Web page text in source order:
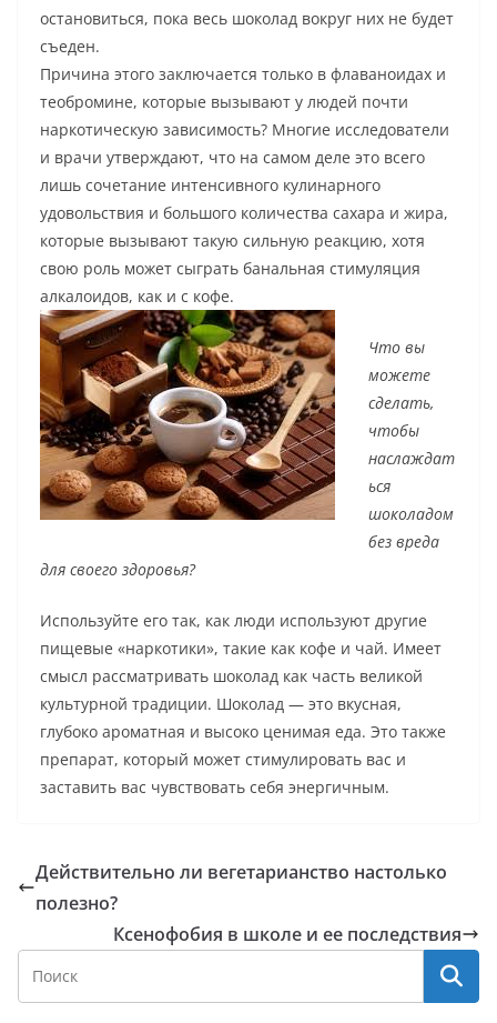
остановиться, пока весь шоколад вокруг них не будет
съеден.
Причина этого заключается только в флаваноидах и
теобромине, которые вызывают у людей почти
наркотическую зависимость? Многие исследователи
и врачи утверждают, что на самом деле это всего
лишь сочетание интенсивного кулинарного
удовольствия и большого количества сахара и жира,
которые вызывают такую сильную реакцию, хотя
свою роль может сыграть банальная стимуляция
алкалоидов, как и с кофе.
Что вы
можете
сделать,
чтобы
наслаждат
ься
шоколадом
без вреда
для своего здоровья?
Используйте его так, как люди используют другие
пищевые «наркотики», такие как кофе и чай. Имеет
смысл рассматривать шоколад как часть великой
культурной традиции. Шоколад — это вкусная,
глубоко ароматная и высоко ценимая еда. Это также
препарат, который может стимулировать вас и
заставить вас чувствовать себя энергичным.
Действительно ли вегетарианство настолько
полезно?
Ксенофобия в школе и ее последствия